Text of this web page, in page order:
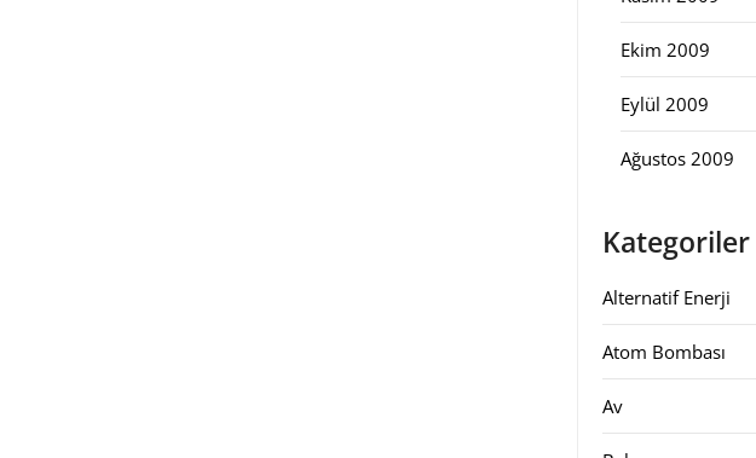
Ekim 2009
Eylül 2009
Ağustos 2009
Kategoriler
Alternatif Enerji
Atom Bombası
Av